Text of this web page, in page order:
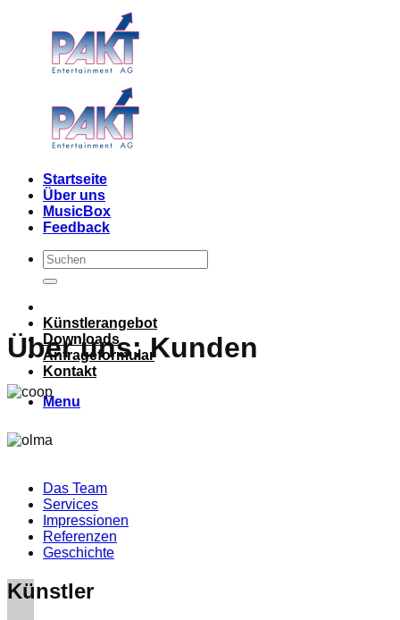
Startseite
Über uns
MusicBox
Feedback
Künstlerangebot
Downloads
Anfrageformular
Kontakt
Menu
Über uns: Kunden
Das Team
Services
Impressionen
Referenzen
Geschichte
Künstler